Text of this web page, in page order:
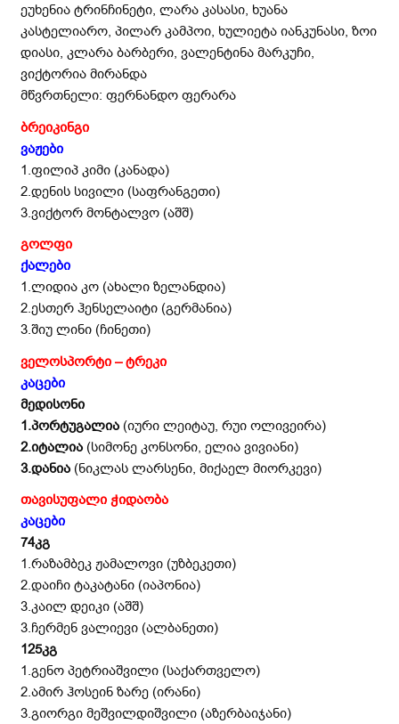
ეუხენია ტრინჩინეტი, ლარა კასასი, ხუანა
კასტელიარო, პილარ კამპოი, ხულიეტა იანკუნასი, ზოი
დიასი, კლარა ბარბერი, ვალენტინა მარკუჩი,
ვიქტორია მირანდა
მწვრთნელი: ფერნანდო ფერარა
ბრეიკინგი
ვაჟები
1.ფილიპ კიმი (კანადა)
2.დენის სივილი (საფრანგეთი)
3.ვიქტორ მონტალვო (აშშ)
გოლფი
ქალები
1.ლიდია კო (ახალი ზელანდია)
2.ესთერ ჰენსელაიტი (გერმანია)
3.შიუ ლინი (ჩინეთი)
ველოსპორტი – ტრეკი
კაცები
მედისონი
1.პორტუგალია (იური ლეიტაუ, რუი ოლივეირა)
2.იტალია (სიმონე კონსონი, ელია ვივიანი)
3.დანია (ნიკლას ლარსენი, მიქაელ მიორკევი)
თავისუფალი ჭიდაობა
კაცები
74კგ
1.რაზამბეკ ჟამალოვი (უზბეკეთი)
2.დაიჩი ტაკატანი (იაპონია)
3.კაილ დეიკი (აშშ)
3.ჩერმენ ვალიევი (ალბანეთი)
125კგ
1.გენო პეტრიაშვილი (საქართველო)
2.ამირ ჰოსეინ ზარე (ირანი)
3.გიორგი მეშვილდიშვილი (აზერბაიჯანი)